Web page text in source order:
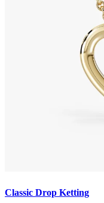
Classic Drop Ketting